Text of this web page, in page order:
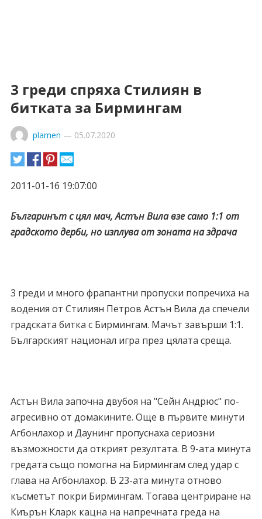
3 греди спряха Стилиян в
битката за Бирмингам
plamen — 05.07.2020
2011-01-16 19:07:00
Българинът с цял мач, Астън Вила взе само 1:1 от
градското дерби, но изплува от зоната на здрача
3 греди и много фрапантни пропуски попречиха на
водения от Стилиян Петров Астън Вила да спечели
градската битка с Бирмингам. Мачът завърши 1:1.
Българският национал игра през цялата среща.
Астън Вила започна двубоя на "Сейн Андрюс" по-
агресивно от домакините. Още в първите минути
Агбонлахор и Даунинг пропуснаха сериозни
възможности да открият резултата. В 9-ата минута
гредата също помогна на Бирмингам след удар с
глава на Агбонлахор. В 23-ата минута отново
късметът покри Бирмингам. Тогава центриране на
Киърън Кларк кацна на напречната греда на